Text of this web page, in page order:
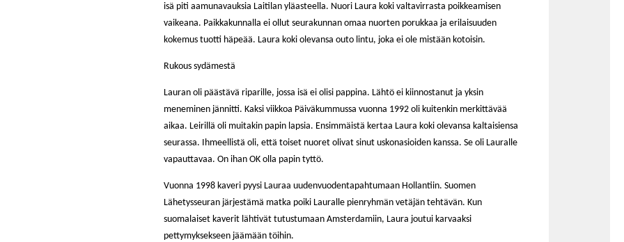
isä piti aamunavauksia Laitilan yläasteella. Nuori Laura koki valtavirrasta poikkeamisen
vaikeana. Paikkakunnalla ei ollut seurakunnan omaa nuorten porukkaa ja erilaisuuden
kokemus tuotti häpeää. Laura koki olevansa outo lintu, joka ei ole mistään kotoisin.
Rukous sydämestä
Lauran oli päästävä riparille, jossa isä ei olisi pappina. Lähtö ei kiinnostanut ja yksin
meneminen jännitti. Kaksi viikkoa Päiväkummussa vuonna 1992 oli kuitenkin merkittävää
aikaa. Leirillä oli muitakin papin lapsia. Ensimmäistä kertaa Laura koki olevansa kaltaisiensa
seurassa. Ihmeellistä oli, että toiset nuoret olivat sinut uskonasioiden kanssa. Se oli Lauralle
vapauttavaa. On ihan OK olla papin tyttö.
Vuonna 1998 kaveri pyysi Lauraa uudenvuodentapahtumaan Hollantiin. Suomen
Lähetysseuran järjestämä matka poiki Lauralle pienryhmän vetäjän tehtävän. Kun
suomalaiset kaverit lähtivät tutustumaan Amsterdamiin, Laura joutui karvaaksi
pettymyksekseen jäämään töihin.